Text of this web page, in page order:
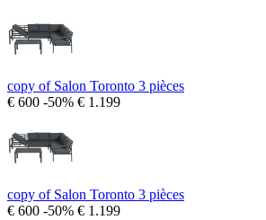
copy of Salon Toronto 3 pièces
€ 600 -50% € 1.199
copy of Salon Toronto 3 pièces
€ 600 -50% € 1.199